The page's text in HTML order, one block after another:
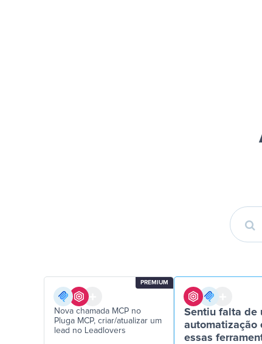
PREMIUM
Nova chamada MCP no
Pluga MCP, criar/atualizar um
lead no Leadlovers
Sentiu falta de
automatização
essas